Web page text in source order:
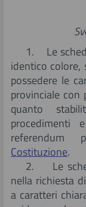
1. Le
identico
possedere le
provinciale con
quanto
procedimenti
referendum
Costituzione.
2. Le
nella richiesta
a caratteri